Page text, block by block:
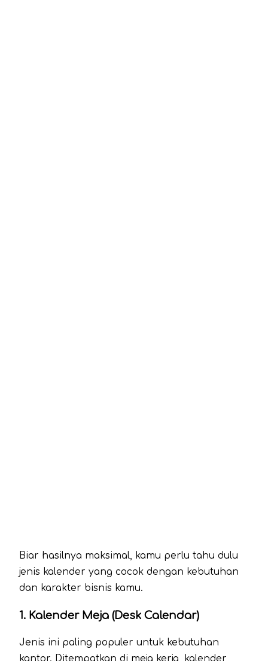
Biar hasilnya maksimal, kamu perlu tahu dulu
jenis kalender yang cocok dengan kebutuhan
dan karakter bisnis kamu.
1. Kalender Meja (Desk Calendar)
Jenis ini paling populer untuk kebutuhan
kantor. Ditempatkan di meja kerja, kalender